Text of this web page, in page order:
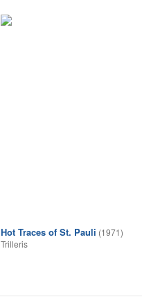
Hot Traces of St. Pauli (1971)
Trilleris